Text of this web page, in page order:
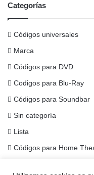
Categorías
Códigos universales
Marca
Códigos para DVD
Codigos para Blu-Ray
Códigos para Soundbar
Sin categoría
Lista
Códigos para Home